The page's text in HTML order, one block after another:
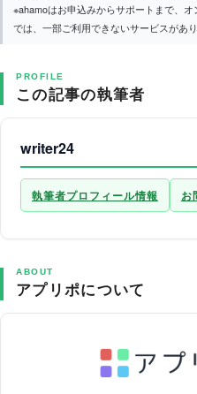
※ahamoはお申込みからサポートまで、
では、一部ご利用できないサービスがあり
PROFILE
この記事の執筆者
writer24
執筆者プロフィール情報 お
ABOUT
アプリポについて